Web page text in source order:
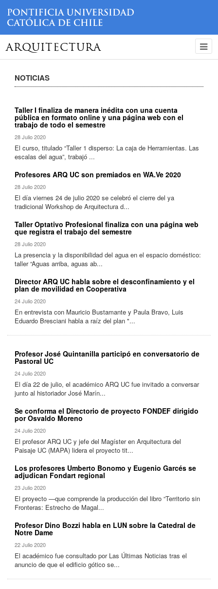
ARQUITECTURA
NOTICIAS
Taller I finaliza de manera inédita con una cuenta
pública en formato online y una página web con el
trabajo de todo el semestre
28 Julio 2020
El curso, titulado “Taller 1 disperso: La caja de Herramientas. Las
escalas del agua”, trabajó ...
Profesores ARQ UC son premiados en WA.Ve 2020
28 Julio 2020
El día viernes 24 de julio 2020 se celebró el cierre del ya
tradicional Workshop de Arquitectura d...
Taller Optativo Profesional finaliza con una página web
que registra el trabajo del semestre
28 Julio 2020
La presencia y la disponibilidad del agua en el espacio doméstico:
taller “Aguas arriba, aguas ab...
Director ARQ UC habla sobre el desconfinamiento y el
plan de movilidad en Cooperativa
24 Julio 2020
En entrevista con Mauricio Bustamante y Paula Bravo, Luis
Eduardo Bresciani habla a raíz del plan "...
Profesor José Quintanilla participó en conversatorio de
Pastoral UC
24 Julio 2020
El día 22 de julio, el académico ARQ UC fue invitado a conversar
junto al historiador José Marín...
Se conforma el Directorio de proyecto FONDEF dirigido
por Osvaldo Moreno
24 Julio 2020
El profesor ARQ UC y jefe del Magíster en Arquitectura del
Paisaje UC (MAPA) lidera el proyecto tit...
Los profesores Umberto Bonomo y Eugenio Garcés se
adjudican Fondart regional
23 Julio 2020
El proyecto —que comprende la producción del libro “Territorio sin
Fronteras: Estrecho de Magal...
Profesor Dino Bozzi habla en LUN sobre la Catedral de
Notre Dame
22 Julio 2020
El académico fue consultado por Las Últimas Noticias tras el
anuncio de que el edificio gótico se...